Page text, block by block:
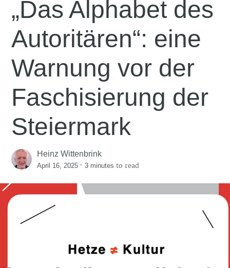
„Das Alphabet des
Autoritären“: eine
Warnung vor der
Faschisierung der
Steiermark
Heinz Wittenbrink
April 16, 2025 ·3 minutes to read